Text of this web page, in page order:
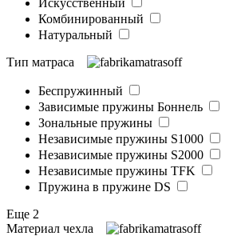
Комбинированный
Натуральный
Тип матраса
Беспружинный
Зависимые пружины Боннель
Зональные пружины
Независимые пружины S1000
Независимые пружины S2000
Независимые пружины TFK
Пружина в пружине DS
Еще 2
Материал чехла